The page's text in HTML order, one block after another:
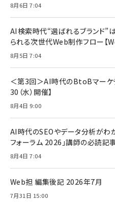
年後半、あなた
￥880
Amazonラン
【New】
レイヤー
￥6,980
Anker
全ワイヤレスイ
ング/マルチポ
Anker
ケーブル
ド付き USB
17 / 16 / 15 /
Amazonラン
ケーブル
17 / 16 / 15 /
Pro/Air 各種対
￥1,890
キャンペーン】
￥4,857
8月6日 7:04
AI検索時代“選ばれるブランド”
られる次世代Web制作フロー【
8月5日 7:04
＜第3回＞AI時代のBtoBマーケテ
30（水）開催】
8月4日 9:00
AI時代のSEOやデータ分析がわ
フォーラム 2026」講師の必読記
8月4日 7:04
Web担 編集後記 2026年7月
7月31日 15:00